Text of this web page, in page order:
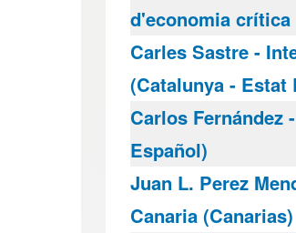
d'economia crítica
Carles Sastre -
(Catalunya - Estat
Carlos Fernández
Español)
Juan L. Perez
Canaria (Canarias)